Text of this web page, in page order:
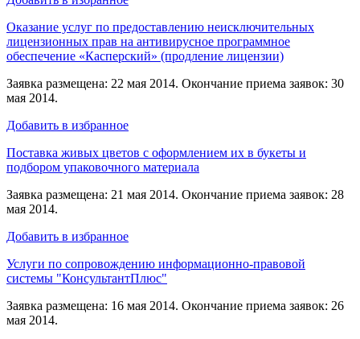
Оказание услуг по предоставлению неисключительных
лицензионных прав на антивирусное программное
обеспечение «Касперский» (продление лицензии)
Заявка размещена: 22 мая 2014. Окончание приема заявок: 30
мая 2014.
Добавить в избранное
Поставка живых цветов с оформлением их в букеты и
подбором упаковочного материала
Заявка размещена: 21 мая 2014. Окончание приема заявок: 28
мая 2014.
Добавить в избранное
Услуги по сопровождению информационно-правовой
системы "КонсультантПлюс"
Заявка размещена: 16 мая 2014. Окончание приема заявок: 26
мая 2014.